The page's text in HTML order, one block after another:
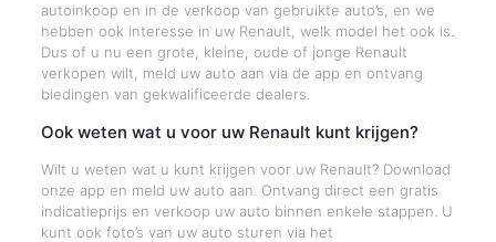
autoinkoop en in de verkoop van gebruikte auto’s, en we
hebben ook interesse in uw Renault, welk model het ook is.
Dus of u nu een grote, kleine, oude of jonge Renault
verkopen wilt, meld uw auto aan via de app en ontvang
biedingen van gekwalificeerde dealers.
Ook weten wat u voor uw Renault kunt krijgen?
Wilt u weten wat u kunt krijgen voor uw Renault? Download
onze app en meld uw auto aan. Ontvang direct een gratis
indicatieprijs en verkoop uw auto binnen enkele stappen. U
kunt ook foto’s van uw auto sturen via het